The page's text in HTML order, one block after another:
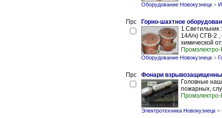
Оборудование Новокузнецк »
Горно-шахтное
14А/ч) СГВ-2 ,
химической
Оборудование Новокузнецк »
Фонари
Головные
пожарных,
Электротехника Новокузнецк »